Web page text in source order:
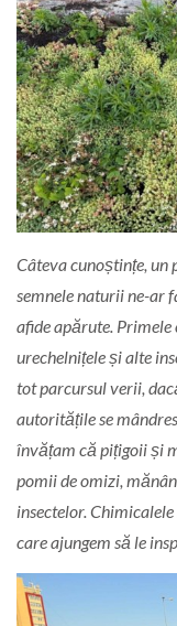
Câteva cunoștințe, un
semnele naturii ne-ar
afide apărute. Primele
urechelnițele și alte
tot parcursul verii,
autoritățile se
învățam că pițigoii și
pomii de omizi,
insectelor. Chimicalele
care ajungem să le